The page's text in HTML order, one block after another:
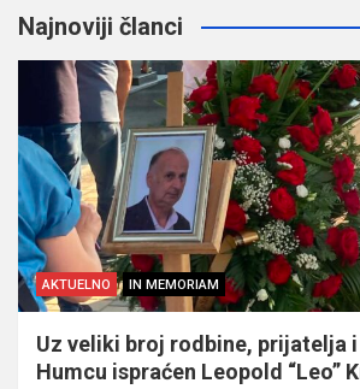
Najnoviji članci
AKTUELNO IN MEMORIAM
Uz veliki broj rodbine, prijatelja
Humcu ispraćen Leopold “Leo”